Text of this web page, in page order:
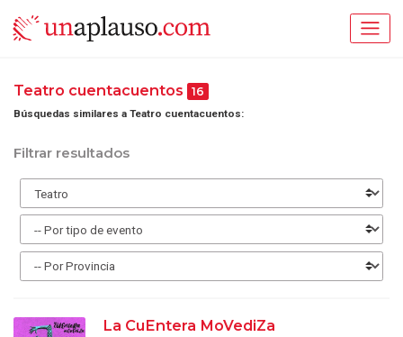
Teatro cuentacuentos 16
Búsquedas similares a Teatro cuentacuentos:
Filtrar resultados
La CuEntera MoVediZa